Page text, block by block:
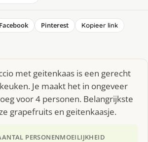
Facebook Pinterest
Kopieer link
met geitenkaas is een gerecht
Je maakt het in ongeveer
voor 4 personen. Belangrijkste
grapefruits en geitenkaasje.
PERSONENMOEILIJKHEID